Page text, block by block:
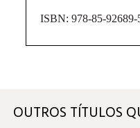
ISBN: 978-85-92689-
OUTROS TÍTULOS